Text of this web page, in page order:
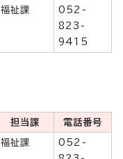
福祉課
052-
823-
9415
担当課 電話番号
福祉課
052-